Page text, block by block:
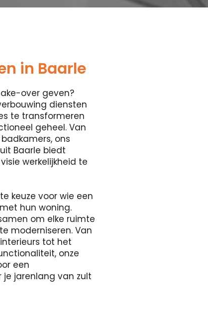
in Baarle
over geven?
diensten
te transformeren
geheel. Van
ons
Baarle biedt
werkelijkheid te
keuze voor wie een
hun woning.
om elke ruimte
moderniseren. Van
tot het
onze
een
jarenlang van zult